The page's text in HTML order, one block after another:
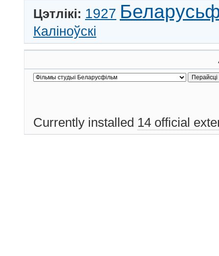
Цэтлікі: 1927
Каліноўскі
Currently installed 14 official